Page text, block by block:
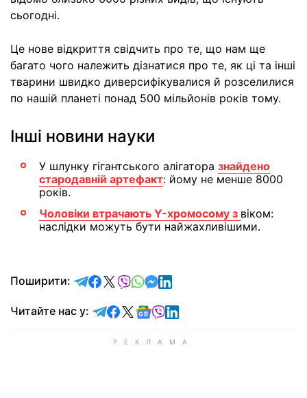
сьогодні.
Це нове відкриття свідчить про те, що нам ще
багато чого належить дізнатися про те, як ці та інші
тварини швидко диверсифікувалися й розселилися
по нашій планеті понад 500 мільйонів років тому.
Інші новини науки
У шлунку гігантського алігатора знайдено
стародавній артефакт: йому не менше 8000
років.
Чоловіки втрачають Y-хромосому з віком:
наслідки можуть бути найжахливішими.
Поширити: відправити у Telegram
поділитись у Facebook
поділитись у X
відправити у Viber
відправити у Whatsapp
відправити у Messenger
відправити у LinkedIn
Читайте нас у: Читайте у Telegram
Читайте у Facebook
Читайте у X
Читайте у Google news
Читайте у Viber
Читайте у LinkedIn